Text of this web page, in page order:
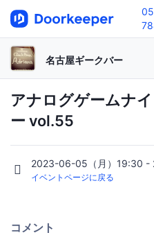
名古屋ギークバー
アナログゲームナ
ー vol.55
2023-06-05（月）19:30 -
イベントページに戻る
コメント